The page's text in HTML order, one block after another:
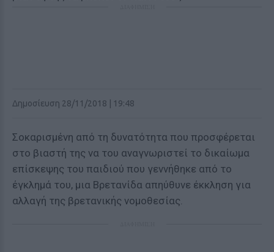
Δημοσίευση 28/11/2018 | 19:48
Σοκαρισμένη από τη δυνατότητα που προσφέρεται
στο βιαστή της να του αναγνωριστεί το δικαίωμα
επίσκεψης του παιδιού που γεννήθηκε από το
έγκλημά του, μια Βρετανίδα απηύθυνε έκκληση για
αλλαγή της βρετανικής νομοθεσίας.